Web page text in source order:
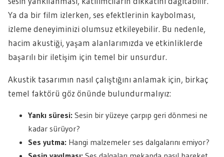
Ya da bir film izlerken, ses efektlerinin kaybolması,
izleme deneyiminizi olumsuz etkileyebilir. Bu nedenle,
hacim akustiği, yaşam alanlarımızda ve etkinliklerde
başarılı bir iletişim için temel bir unsurdur.
Akustik tasarımın nasıl çalıştığını anlamak için, birkaç
temel faktörü göz önünde bulundurmalıyız:
Yankı süresi: Sesin bir yüzeye çarpıp geri dönmesi ne
kadar sürüyor?
Ses yutma: Hangi malzemeler ses dalgalarını emiyor?